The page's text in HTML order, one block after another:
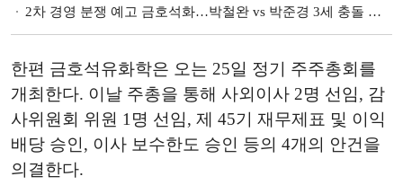
2차 경영 분쟁 예고 금호석화…박철완 vs 박준경 3세 충돌 예고
한편 금호석유화학은 오는 25일 정기 주주총회를
개최한다. 이날 주총을 통해 사외이사 2명 선임, 감
사위원회 위원 1명 선임, 제 45기 재무제표 및 이익
배당 승인, 이사 보수한도 승인 등의 4개의 안건을
의결한다.